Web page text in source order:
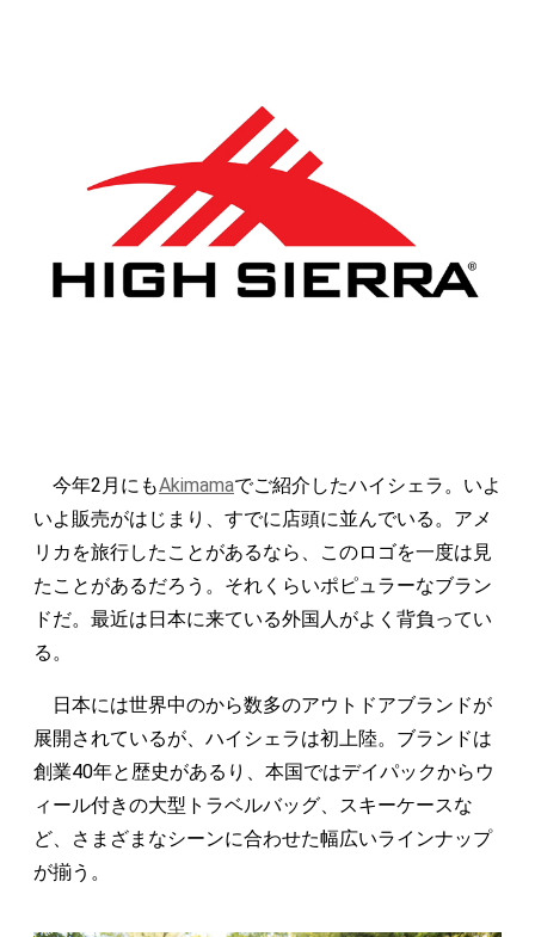
今年2月にもAkimamaでご紹介したハイシェラ。いよ
いよ販売がはじまり、すでに店頭に並んでいる。アメ
リカを旅行したことがあるなら、このロゴを一度は見
たことがあるだろう。それくらいポピュラーなブラン
ドだ。最近は日本に来ている外国人がよく背負ってい
る。
日本には世界中のから数多のアウトドアブランドが
展開されているが、ハイシェラは初上陸。ブランドは
創業40年と歴史があるり、本国ではデイパックからウ
ィール付きの大型トラベルバッグ、スキーケースな
ど、さまざまなシーンに合わせた幅広いラインナップ
が揃う。